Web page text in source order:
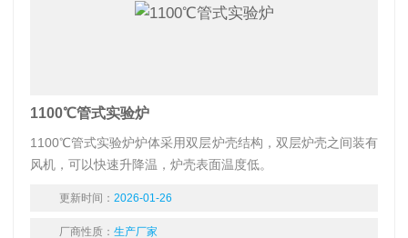
1100℃管式实验炉
1100℃管式实验炉炉体采用双层炉壳结构，双层炉壳之间装有
风机，可以快速升降温，炉壳表面温度低。
更新时间： 2026-01-26
厂商性质： 生产厂家